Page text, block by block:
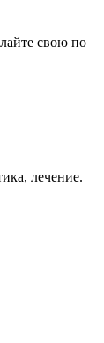
свою по
лечение.